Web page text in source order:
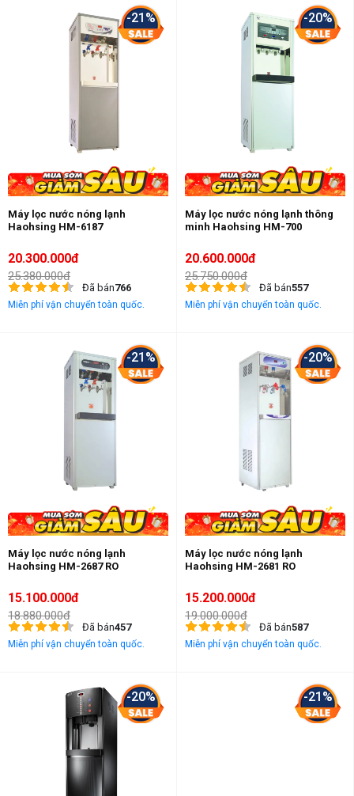
-21%
Máy lọc nước nóng lạnh
Haohsing HM-6187
20.300.000đ
25.380.000đ
Đã bán766
Miễn phí vận chuyển toàn quốc.
-20%
Máy lọc nước nóng lạnh thông
minh Haohsing HM-700
20.600.000đ
25.750.000đ
Đã bán557
Miễn phí vận chuyển toàn quốc.
-21%
Máy lọc nước nóng lạnh
Haohsing HM-2687 RO
15.100.000đ
18.880.000đ
Đã bán457
Miễn phí vận chuyển toàn quốc.
-20%
Máy lọc nước nóng lạnh
Haohsing HM-2681 RO
15.200.000đ
19.000.000đ
Đã bán587
Miễn phí vận chuyển toàn quốc.
-20% -21%